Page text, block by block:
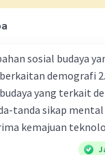
Iklan
al kafirun
0.0 0)
sosial budaya
demografi
yang terkait
tanda sikap
kemajuan
kehidupan sosial